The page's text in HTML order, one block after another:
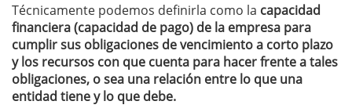
Técnicamente podemos definirla como la capacidad
financiera (capacidad de pago) de la empresa para
cumplir sus obligaciones de vencimiento a corto plazo
y los recursos con que cuenta para hacer frente a tales
obligaciones, o sea una relación entre lo que una
entidad tiene y lo que debe.